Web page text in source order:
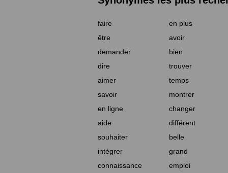
faire en plus
être
avoir
demander
bien
dire
trouver
aimer
temps
savoir
montrer
en ligne
changer
aide
différent
souhaiter
belle
intégrer
grand
connaissance
emploi